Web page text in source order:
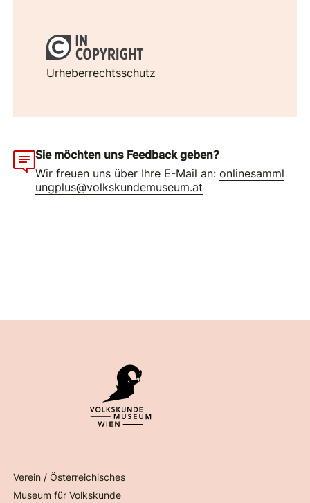
Urheberrechtsschutz
Sie möchten uns Feedback geben?
Wir freuen uns über Ihre E-Mail an:onlinesamml
ungplus@volkskundemuseum.at
Verein / Österreichisches
Museum für Volkskunde